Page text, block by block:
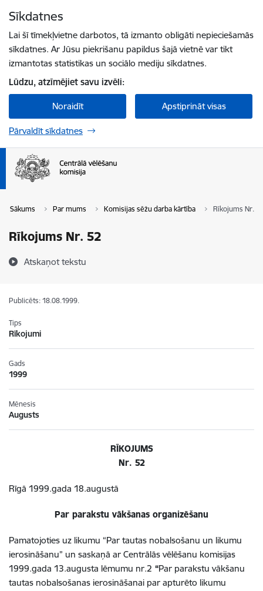
Sīkdatnes
Lai šī tīmekļvietne darbotos, tā izmanto obligāti nepieciešamās
sīkdatnes. Ar Jūsu piekrišanu papildus šajā vietnē var tikt
izmantotas statistikas un sociālo mediju sīkdatnes.
Lūdzu, atzīmējiet savu izvēli:
Noraidīt Apstiprināt visas
Pārvaldīt sīkdatnes
Sākums Par mums Komisijas sēžu darba kārtība Rīkojums Nr.
Rīkojums Nr. 52
Atskaņot tekstu
Publicēts: 18.08.1999.
Tips
Rīkojumi
Gads
1999
Mēnesis
Augusts
RĪKOJUMS
Nr. 52
Rīgā 1999.gada 18.augustā
Par parakstu vākšanas organizēšanu
Pamatojoties uz likumu “Par tautas nobalsošanu un likumu
ierosināšanu” un saskaņā ar Centrālās vēlēšanu komisijas
1999.gada 13.augusta lēmumu nr.2 “Par parakstu vākšanu
tautas nobalsošanas ierosināšanai par apturēto likumu